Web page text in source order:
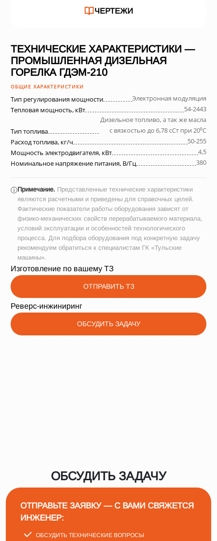
ЧЕРТЕЖИ
ТЕХНИЧЕСКИЕ ХАРАКТЕРИСТИКИ —
ПРОМЫШЛЕННАЯ ДИЗЕЛЬНАЯ
ГОРЕЛКА ГДЭМ-210
ОБЩИЕ ХАРАКТЕРИСТИКИ
Тип регулирования мощности
Электронная модуляция
Тепловая мощность, кВт
54-2443
Тип топлива
Дизельное топливо, а так же масла
с вязкостью до 6,78 сСт при 20⁰С
Расход топлива, кг/ч
50-255
Мощность электродвигателя, кВт
4,5
Номинальное напряжение питания, В/Гц
380
ⓘПримечание. Представленные технические характеристики
являются расчетными и приведены для справочных целей.
Фактические показатели работы оборудования зависят от
физико-механических свойств перерабатываемого материала,
условий эксплуатации и особенностей технологического
процесса. Для подбора оборудования под конкретную задачу
рекомендуем обратиться к специалистам ГК «Тульские
машины».
Изготовление по вашему ТЗ
ОТПРАВИТЬ ТЗ
Реверс-инжиниринг
ОБСУДИТЬ ЗАДАЧУ
ОБСУДИТЬ ЗАДАЧУ
ОТПРАВЬТЕ ЗАЯВКУ — С ВАМИ СВЯЖЕТСЯ
ИНЖЕНЕР:
ОБСУДИТЬ ТЕХНИЧЕСКИЕ ВОПРОСЫ